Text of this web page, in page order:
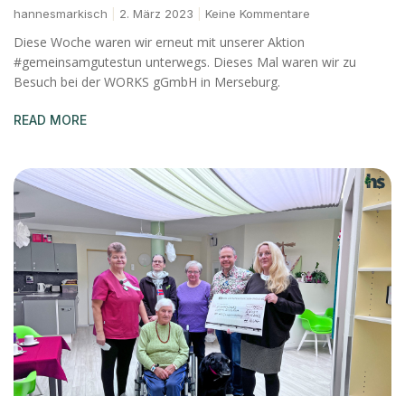
hannesmarkisch 2. März 2023 Keine Kommentare
Diese Woche waren wir erneut mit unserer Aktion
#gemeinsamgutestun unterwegs. Dieses Mal waren wir zu
Besuch bei der WORKS gGmbH in Merseburg.
READ MORE